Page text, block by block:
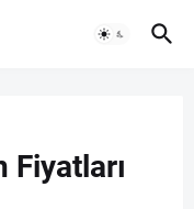
Fiyatları